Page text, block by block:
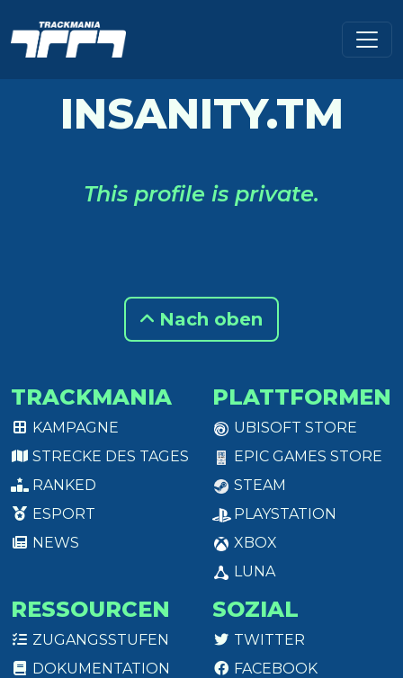
INSANITY.TM
This profile is private.
Nach oben
TRACKMANIA
KAMPAGNE
STRECKE DES TAGES
RANKED
ESPORT
NEWS
PLATTFORMEN
UBISOFT STORE
EPIC GAMES STORE
STEAM
PLAYSTATION
XBOX
LUNA
RESSOURCEN
ZUGANGSSTUFEN
DOKUMENTATION
SOZIAL
TWITTER
FACEBOOK